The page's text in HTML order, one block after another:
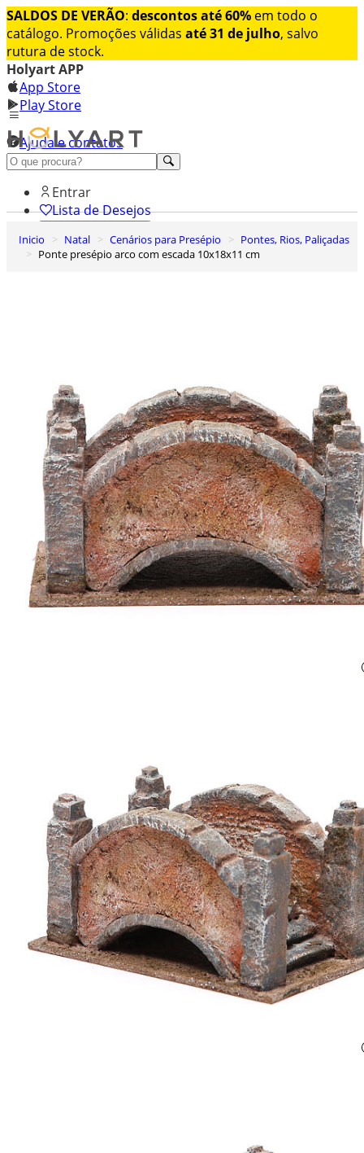
SALDOS DE VERÃO: descontos até 60% em todo o
catálogo. Promoções válidas até 31 de julho, salvo
rutura de stock.
Holyart APP
App Store
Play Store
Ajuda e contatos
Conheça premium
Entrar
Lista de Desejos
Carrinho de Compras
Inicio Natal Cenários para Presépio
Pontes, Rios, Paliçadas
Ponte presépio arco com escada 10x18x11 cm